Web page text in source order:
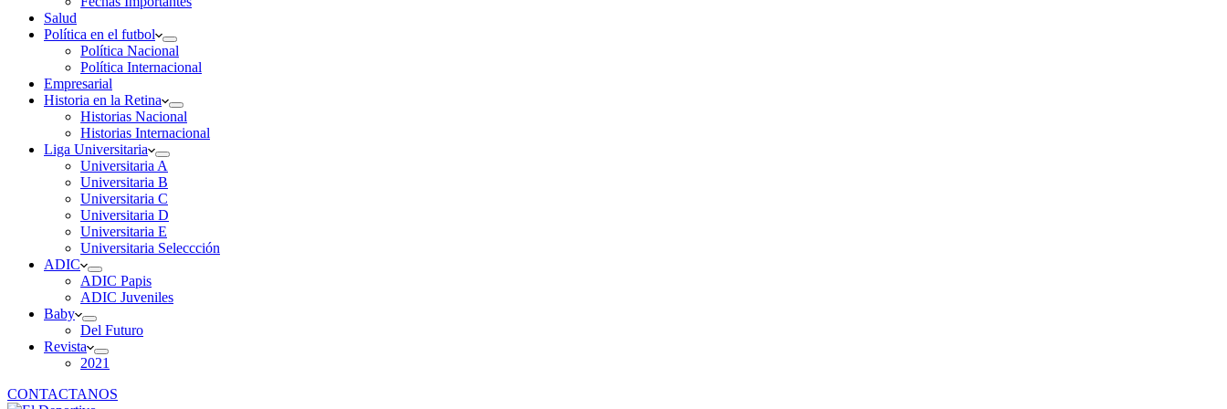
Salud
Política en el futbol
Política Nacional
Política Internacional
Empresarial
Historia en la Retina
Historias Nacional
Historias Internacional
Liga Universitaria
Universitaria A
Universitaria B
Universitaria C
Universitaria D
Universitaria E
Universitaria Seleccción
ADIC
ADIC Papis
ADIC Juveniles
Baby
Del Futuro
Revista
2021
CONTACTANOS